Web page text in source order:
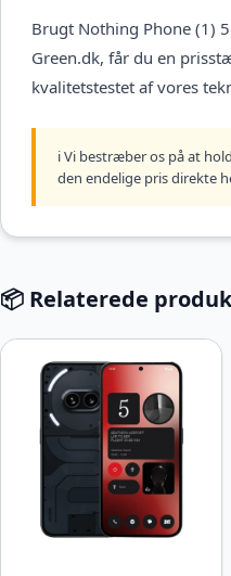
Brugt Nothing Phone (1)
Green.dk, får du en
kvalitetstestet af vores
ℹ️ Vi bestræber os på at
den endelige pris direkte
📦 Relaterede